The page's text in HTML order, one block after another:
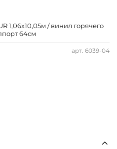
арт. 6039-04
1,06х10,05м / винил горячего
64см